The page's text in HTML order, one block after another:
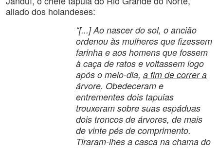
aliado dos holandeses:
“[...] Ao nascer do sol, o ancião
ordenou às mulheres que fizessem
farinha e aos homens que fossem
à caça de ratos e voltassem logo
após o meio-dia, a fim de correr a
árvore. Obedeceram e
entrementes dois tapuias
trouxeram sobre suas espáduas
dois troncos de árvores, de mais
de vinte pés de comprimento.
Tiraram-lhes a casca na chama do